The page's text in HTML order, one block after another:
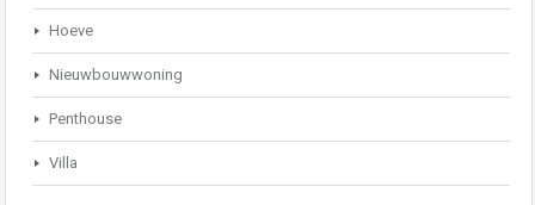
Hoeve
Nieuwbouwwoning
Penthouse
Villa